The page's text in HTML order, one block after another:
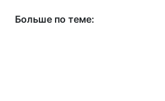
Больше по теме: